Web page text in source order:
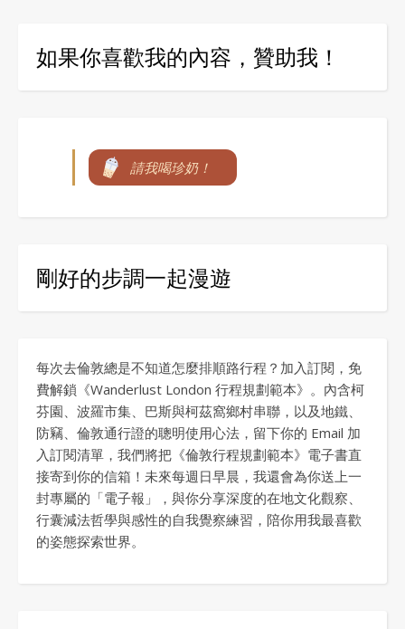
如果你喜歡我的內容，贊助我！
請我喝珍奶！
剛好的步調一起漫遊
每次去倫敦總是不知道怎麼排順路行程？加入訂閱，免
費解鎖《Wanderlust London 行程規劃範本》。內含柯
芬園、波羅市集、巴斯與柯茲窩鄉村串聯，以及地鐵、
防竊、倫敦通行證的聰明使用心法，留下你的 Email 加
入訂閱清單，我們將把《倫敦行程規劃範本》電子書直
接寄到你的信箱！未來每週日早晨，我還會為你送上一
封專屬的「電子報」，與你分享深度的在地文化觀察、
行囊減法哲學與感性的自我覺察練習，陪你用我最喜歡
的姿態探索世界。